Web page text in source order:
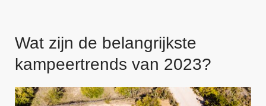
Wat zijn de belangrijkste
kampeertrends van 2023?